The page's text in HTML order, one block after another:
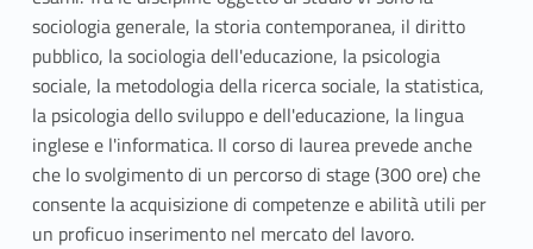
sociologia generale, la storia contemporanea, il diritto
pubblico, la sociologia dell'educazione, la psicologia
sociale, la metodologia della ricerca sociale, la statistica,
la psicologia dello sviluppo e dell'educazione, la lingua
inglese e l'informatica. Il corso di laurea prevede anche
che lo svolgimento di un percorso di stage (300 ore) che
consente la acquisizione di competenze e abilità utili per
un proficuo inserimento nel mercato del lavoro.